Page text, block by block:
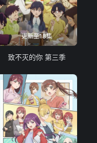
更新至18集
致不灭的你 第三季